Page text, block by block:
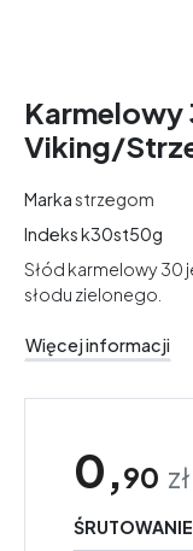
Viking/
Markastrzegom
Indeksk30st50g
Słód karmelowy 30
słodu zielonego.
Więcej informacji
0,90 zł
ŚRUTOWANIE